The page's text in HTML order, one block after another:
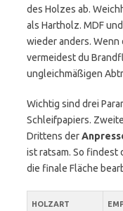
des Holzes ab.
als Hartholz. MDF
wieder anders.
vermeidest du
ungleichmäßigen
Wichtig sind drei
Schleifpapiers.
Drittens der
ist ratsam. So findest
die finale Fläche
HOLZART